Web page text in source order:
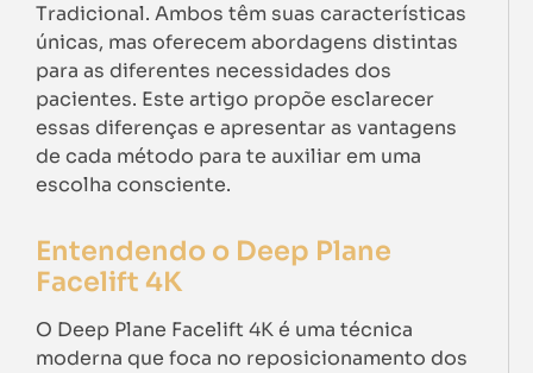
Tradicional. Ambos têm suas características
únicas, mas oferecem abordagens distintas
para as diferentes necessidades dos
pacientes. Este artigo propõe esclarecer
essas diferenças e apresentar as vantagens
de cada método para te auxiliar em uma
escolha consciente.
Entendendo o Deep Plane
Facelift 4K
O Deep Plane Facelift 4K é uma técnica
moderna que foca no reposicionamento dos